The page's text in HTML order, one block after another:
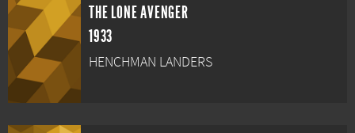
THE LONE AVENGER
1933
HENCHMAN LANDERS